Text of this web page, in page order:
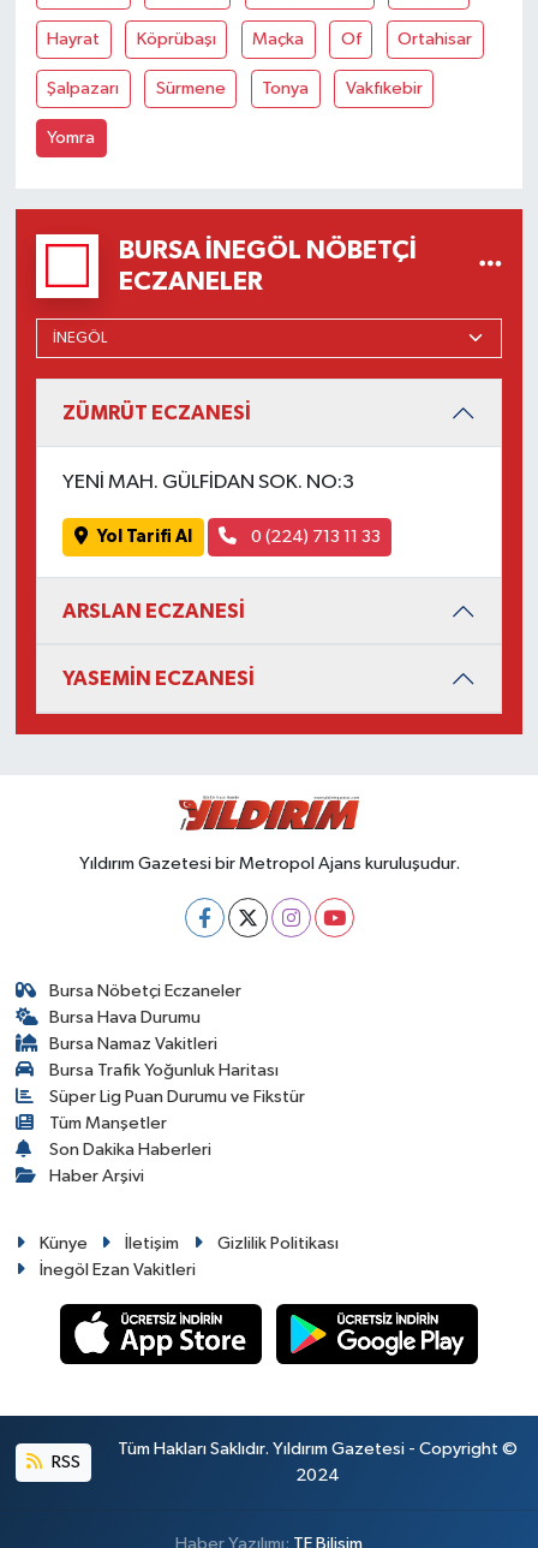
Hayrat Köprübaşı Maçka Of Ortahisar
Şalpazarı Sürmene Tonya Vakfıkebir
Yomra
BURSA İNEGÖL NÖBETÇI
ECZANELER
ZÜMRÜT ECZANESİ
YENİ MAH. GÜLFİDAN SOK. NO:3
Yol Tarifi Al 0 (224) 713 11 33
ARSLAN ECZANESİ
YASEMİN ECZANESİ
Yıldırım Gazetesi bir Metropol Ajans kuruluşudur.
Bursa Nöbetçi Eczaneler
Bursa Hava Durumu
Bursa Namaz Vakitleri
Bursa Trafik Yoğunluk Haritası
Süper Lig Puan Durumu ve Fikstür
Tüm Manşetler
Son Dakika Haberleri
Haber Arşivi
Künye İletişim
Gizlilik Politikası
İnegöl Ezan Vakitleri
RSS
Tüm Hakları Saklıdır. Yıldırım Gazetesi - Copyright ©
2024
Haber Yazılımı: TE Bilişim